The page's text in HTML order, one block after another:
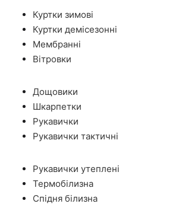
Куртки зимові
Куртки демісезонні
Мембранні
Вітровки
Дощовики
Шкарпетки
Рукавички
Рукавички тактичні
Рукавички утеплені
Термобілизна
Спідня білизна